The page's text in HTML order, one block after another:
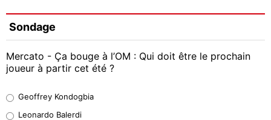
Sondage
Mercato - Ça bouge à l’OM : Qui doit être le prochain
joueur à partir cet été ?
38%
Geoffrey Kondogbia
Leonardo Balerdi